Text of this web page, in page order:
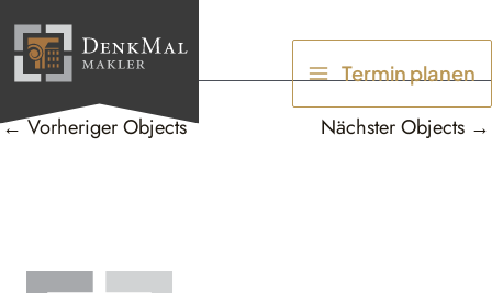
Inhalt
springen
Termin planen
←Vorheriger Objects Nächster Objects →